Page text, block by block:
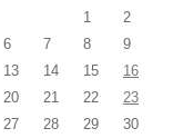
1
2
6 7 8
9
13 14 15
16
20 21 22
23
27 28 29
30